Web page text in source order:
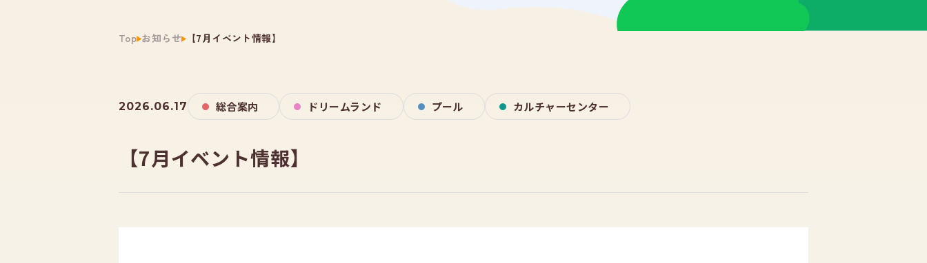
Top お知らせ 【7月イベント情報】
2026.06.17 総合案内 ドリームランド プール カルチャーセンター
【7月イベント情報】